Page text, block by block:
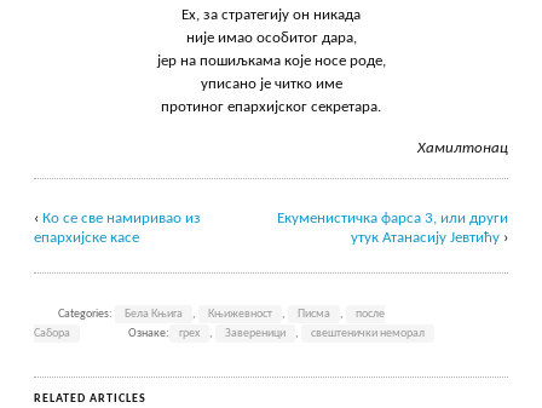
Ех, за стратегију он никада
није имао особитог дара,
јер на пошиљкама које носе роде,
уписано је читко име
протиног епархијског секретара.
Хамилтонац
‹Ко се све намиривао из
епархијске касе
Екуменистичка фарса 3, или други
утук Атанасију Јевтићу›
Categories: Бела Књига , Књижевност , Писма ,
после
Сабора
Ознаке: грех , Завереници , свештенички неморал
RELATED ARTICLES